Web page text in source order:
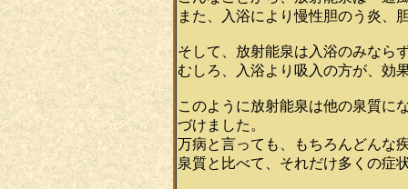
また、入浴により慢性胆のう炎、
そして、放射能泉は入浴のみなら
むしろ、入浴より吸入の方が、効
このように放射能泉は他の泉質に
づけました。
万病と言っても、もちろんどんな
泉質と比べて、それだけ多くの症